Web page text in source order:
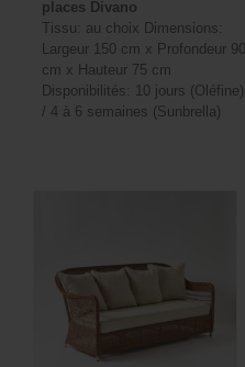
places Divano
Tissu: au choix Dimensions:
Largeur 150 cm x Profondeur 90
cm x Hauteur 75 cm
Disponibilités: 10 jours (Oléfine)
/ 4 à 6 semaines (Sunbrella)